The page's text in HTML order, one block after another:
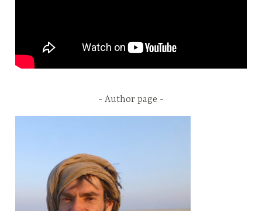
Author page